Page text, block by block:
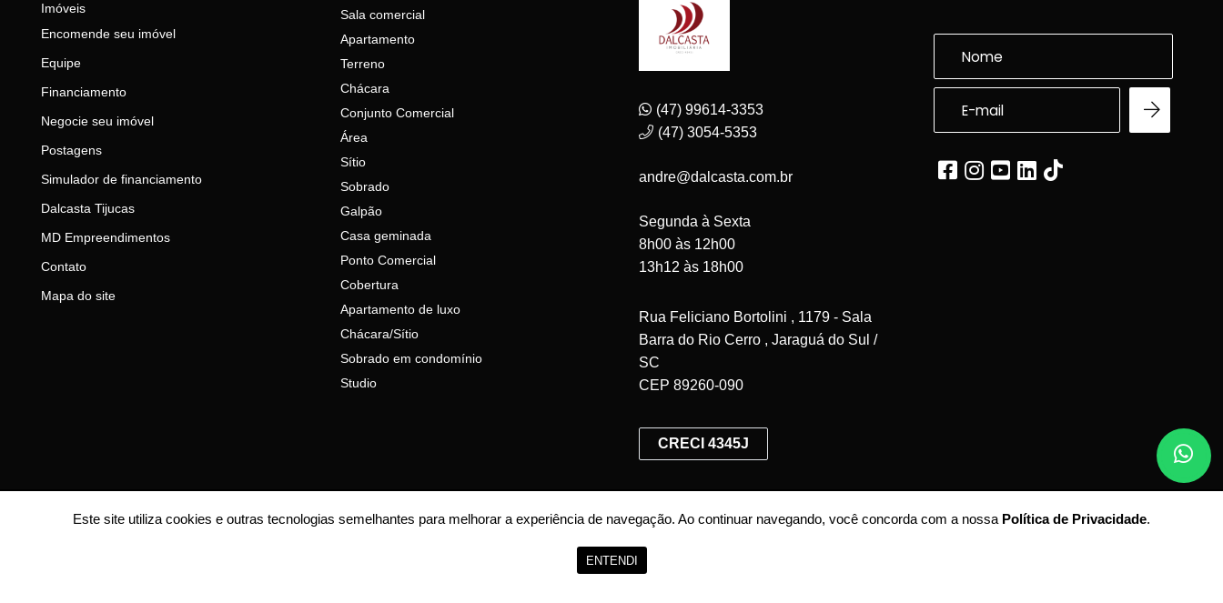
Imóveis
Encomende seu imóvel
Equipe
Financiamento
Negocie seu imóvel
Postagens
Simulador de financiamento
Dalcasta Tijucas
MD Empreendimentos
Contato
Mapa do site
Sala comercial
Apartamento
Terreno
Chácara
Conjunto Comercial
Área
Sítio
Sobrado
Galpão
Casa geminada
Ponto Comercial
Cobertura
Apartamento de luxo
Chácara/Sítio
Sobrado em condomínio
Studio
(47) 99614-3353
(47) 3054-5353
andre@dalcasta.com.br
Segunda à Sexta
8h00 às 12h00
13h12 às 18h00
Rua Feliciano Bortolini , 1179 - Sala
Barra do Rio Cerro , Jaraguá do Sul /
SC
CEP 89260-090
CRECI 4345J
22.339.969/0001-24 -
Este site utiliza cookies e outras tecnologias semelhantes para melhorar a experiência de navegação. Ao continuar navegando, você concorda com a nossa Política de Privacidade.
ENTENDI